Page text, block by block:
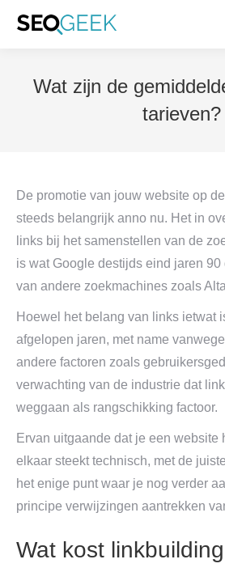
Wat zijn de
tarieven?
De promotie van jouw website op
steeds belangrijk anno nu. Het in
links bij het samenstellen van de
is wat Google destijds eind jaren
van andere zoekmachines zoals
Hoewel het belang van links ietwat
afgelopen jaren, met name
andere factoren zoals
verwachting van de industrie dat
weggaan als rangschikking factoor.
Ervan uitgaande dat je een website
elkaar steekt technisch, met de
het enige punt waar je nog verder
principe verwijzingen aantrekken
Wat kost linkbuilding